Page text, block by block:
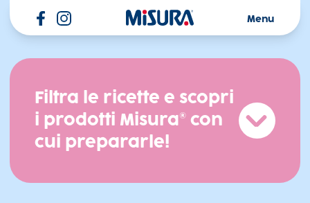
Misura Menu
Filtra le ricette e scopri
i prodotti Misura® con
cui prepararle!
Apri